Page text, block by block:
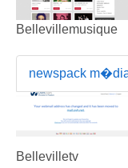
Bellevillemusique
newspack
Bellevilletv